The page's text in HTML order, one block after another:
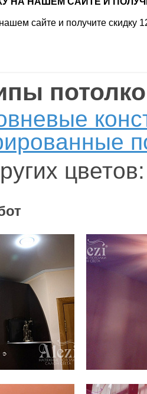
сайте и получите скидку